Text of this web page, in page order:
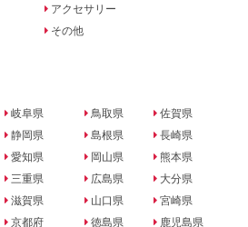
アクセサリー
その他
岐阜県
静岡県
愛知県
三重県
滋賀県
京都府
鳥取県
島根県
岡山県
広島県
山口県
徳島県
佐賀県
長崎県
熊本県
大分県
宮崎県
鹿児島県